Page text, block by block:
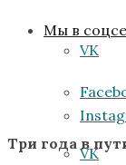
VK
Мы в
VK
Три года в